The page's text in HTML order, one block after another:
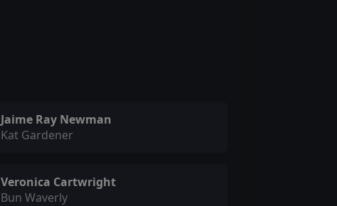
Jaime Ray Newman
Kat Gardener
Veronica Cartwright
Bun Waverly